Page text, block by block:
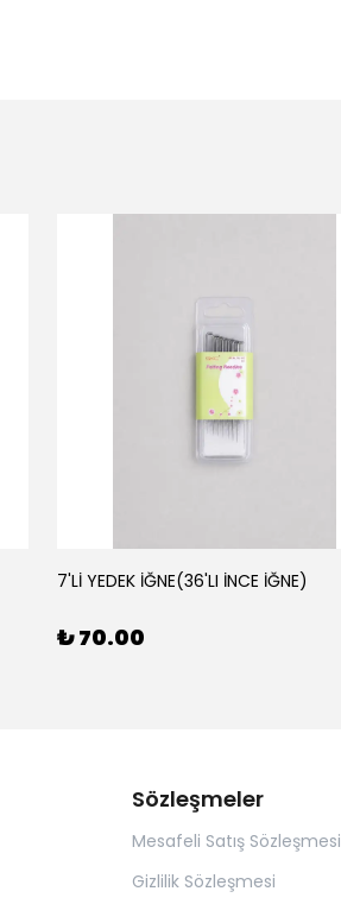
7'Lİ YEDEK İĞNE(36'LI İNCE İĞNE)
₺ 70.00
Sözleşmeler
Mesafeli Satış Sözleşmesi
Gizlilik Sözleşmesi